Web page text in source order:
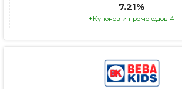
7.21%
+Купонов и промокодов 4